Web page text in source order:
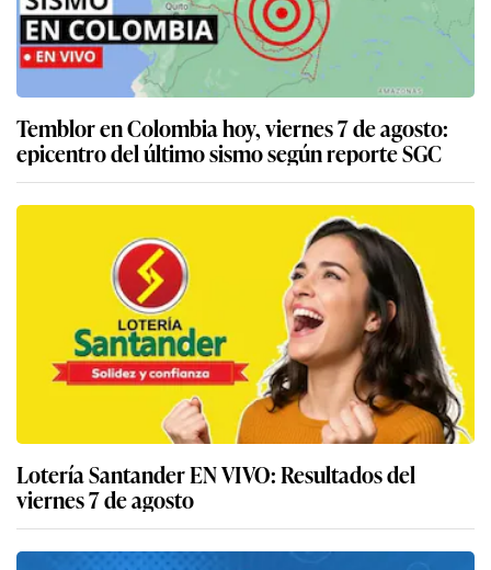
Temblor en Colombia hoy, viernes 7 de agosto:
epicentro del último sismo según reporte SGC
Lotería Santander EN VIVO: Resultados del
viernes 7 de agosto